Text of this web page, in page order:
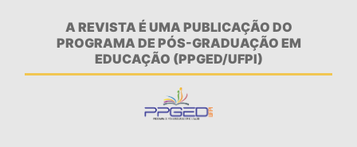
A REVISTA É UMA PUBLICAÇÃO DO
PROGRAMA DE PÓS-GRADUAÇÃO EM
EDUCAÇÃO (PPGED/UFPI)